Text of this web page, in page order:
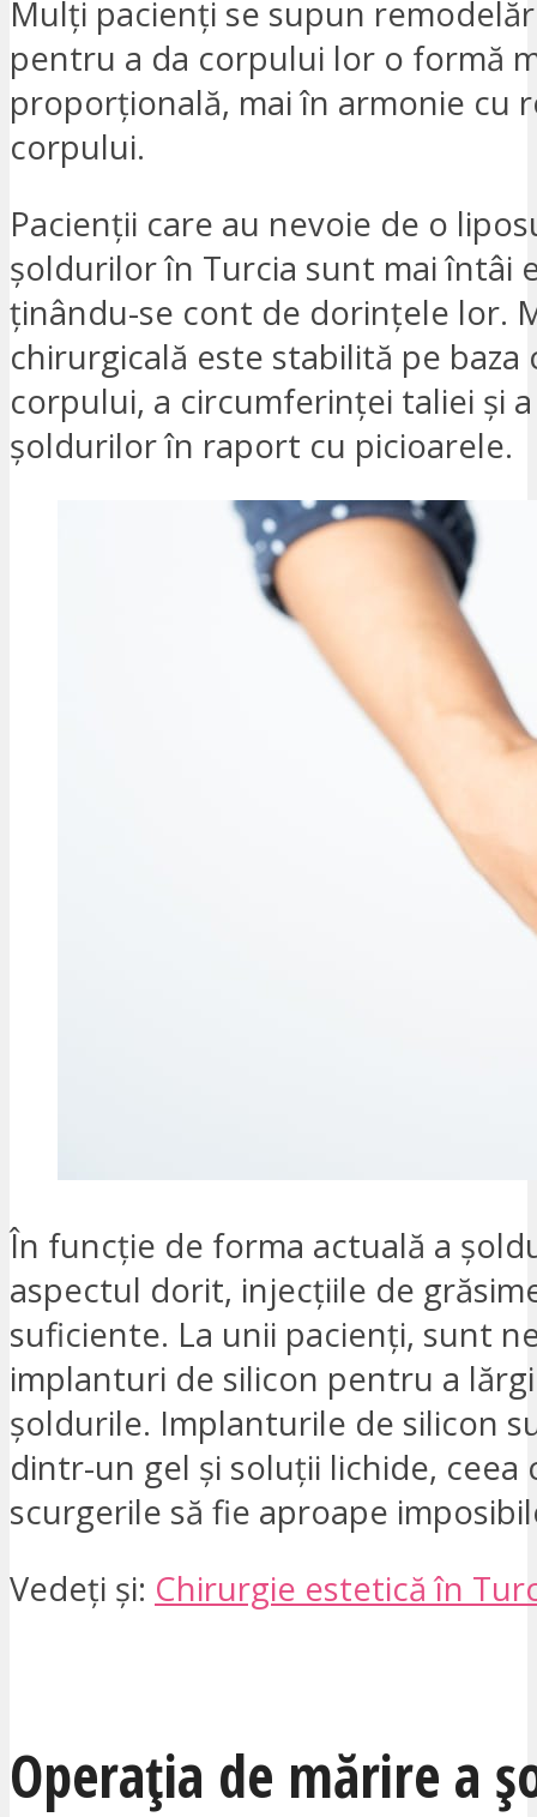
Mulți pacienți se supun
pentru a da corpului lor o formă
proporțională, mai în armonie cu
corpului.
Pacienții care au nevoie de o
șoldurilor în Turcia sunt mai întâi
ținându-se cont de dorințele lor.
chirurgicală este stabilită pe
corpului, a circumferinței taliei și
șoldurilor în raport cu picioarele.
În funcție de forma actuală a
aspectul dorit, injecțiile de
suficiente. La unii pacienți, sunt
implanturi de silicon pentru a
șoldurile. Implanturile de silicon
dintr-un gel și soluții lichide, ceea
scurgerile să fie aproape
Vedeți și: Chirurgie estetică în
Operația de mărire a